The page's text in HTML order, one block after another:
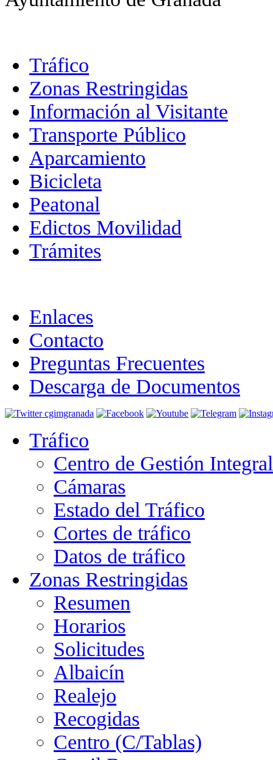
Tráfico
Zonas Restringidas
Información al Visitante
Transporte Público
Aparcamiento
Bicicleta
Peatonal
Edictos Movilidad
Trámites
Enlaces
Contacto
Preguntas Frecuentes
Descarga de Documentos
Tráfico
Centro de Gestión
Cámaras
Estado del Tráfico
Cortes de tráfico
Datos de tráfico
Zonas Restringidas
Resumen
Horarios
Solicitudes
Albaicín
Realejo
Recogidas
Centro (C/Tablas)